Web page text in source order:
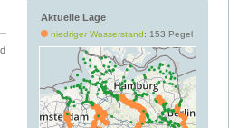
Aktuelle Lage
niedriger Wasserstand: 153 Pegel